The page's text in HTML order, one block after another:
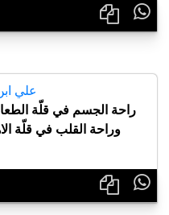

علي
راحة الجسم في قلّة
وراحة القلب في قلّة
